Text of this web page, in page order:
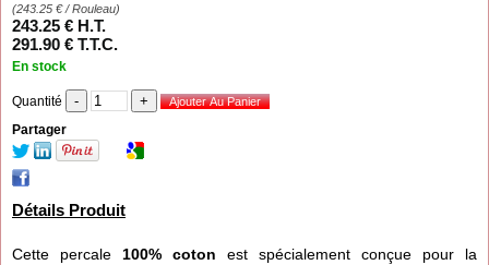
(243.25 €/ Rouleau)
243.25 € H.T.
291.90 € T.T.C.
En stock
Quantité
Partager
Détails Produit
Cette percale 100% coton est spécialement conçue pour la